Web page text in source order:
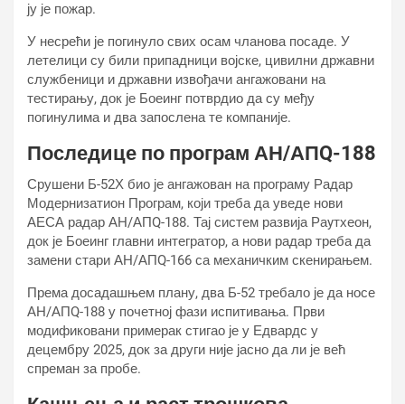
ју је пожар.
У несрећи је погинуло свих осам чланова посаде. У
летелици су били припадници војске, цивилни државни
службеници и државни извођачи ангажовани на
тестирању, док је Боеинг потврдио да су међу
погинулима и два запослена те компаније.
Последице по програм АН/АПQ-188
Срушени Б-52Х био је ангажован на програму Радар
Модернизатион Програм, који треба да уведе нови
АЕСА радар АН/АПQ-188. Тај систем развија Раyтхеон,
док је Боеинг главни интегратор, а нови радар треба да
замени стари АН/АПQ-166 са механичким скенирањем.
Према досадашњем плану, два Б-52 требало је да носе
АН/АПQ-188 у почетној фази испитивања. Први
модификовани примерак стигао је у Едвардс у
децембру 2025, док за други није јасно да ли је већ
спреман за пробе.